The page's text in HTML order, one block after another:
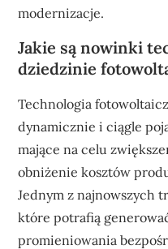
modernizacje.
Jakie są nowinki
dziedzinie
Technologia
dynamicznie i ciągle
mające na celu
obniżenie kosztów
Jednym z najnowszych
które potrafią
promieniowania